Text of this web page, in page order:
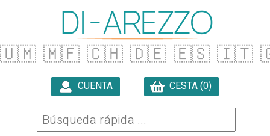
🇺🇲 🇲🇫 🇨🇭 🇩🇪 🇪🇸 🇮🇹
CUENTA CESTA (0)